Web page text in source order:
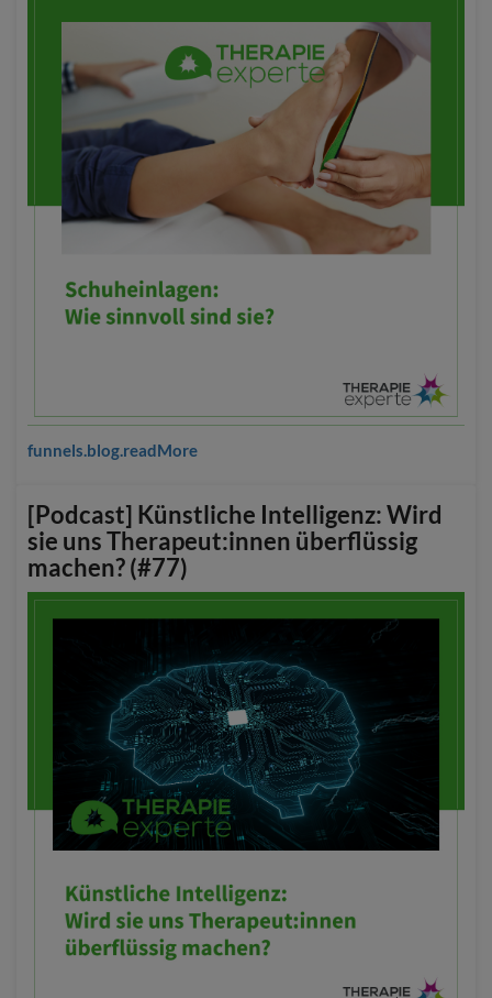
funnels.blog.readMore
[Podcast] Künstliche Intelligenz: Wird
sie uns Therapeut:innen überflüssig
machen? (#77)